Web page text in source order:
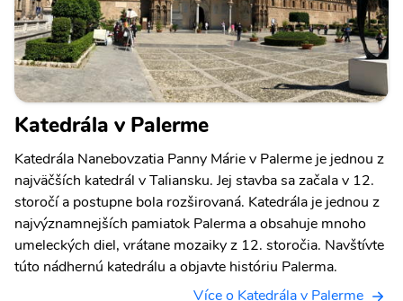
Katedrála v Palerme
Katedrála Nanebovzatia Panny Márie v Palerme je jednou z
najväčších katedrál v Taliansku. Jej stavba sa začala v 12.
storočí a postupne bola rozširovaná. Katedrála je jednou z
najvýznamnejších pamiatok Palerma a obsahuje mnoho
umeleckých diel, vrátane mozaiky z 12. storočia. Navštívte
túto nádhernú katedrálu a objavte históriu Palerma.
Více o Katedrála v Palerme